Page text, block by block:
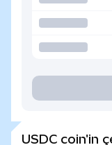
USDC coin'in